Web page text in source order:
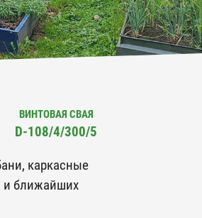
ВИНТОВАЯ СВАЯ
D-108/4/300/5
каркасные
и ближайших